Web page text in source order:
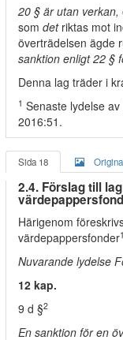
20 § är utan verkan,
som detriktas mot
överträdelsen ägde
sanktion enligt 22 §
Denna lag träder i
1 Senaste lydelse
2016:51.
Sida 18
2.4. Förslag till
Härigenom
värdepappersfonder1
Nuvarande lydelse
12 kap.
9 d §2
En sanktion för en